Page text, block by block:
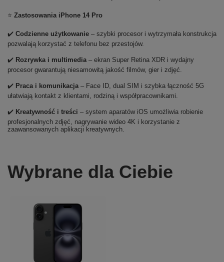
⭐ Zastosowania iPhone 14 Pro
✔️ Codzienne użytkowanie – szybki procesor i wytrzymała konstrukcja
pozwalają korzystać z telefonu bez przestojów.
✔️ Rozrywka i multimedia– ekran Super Retina XDR i wydajny
procesor gwarantują niesamowitą jakość filmów, gier i zdjęć.
✔️ Praca i komunikacja– Face ID, dual SIM i szybka łączność 5G
ułatwiają kontakt z klientami, rodziną i współpracownikami.
✔️ Kreatywność i treści – system aparatów iOS umożliwia robienie
profesjonalnych zdjęć, nagrywanie wideo 4K i korzystanie z
zaawansowanych aplikacji kreatywnych.
Wybrane dla Ciebie